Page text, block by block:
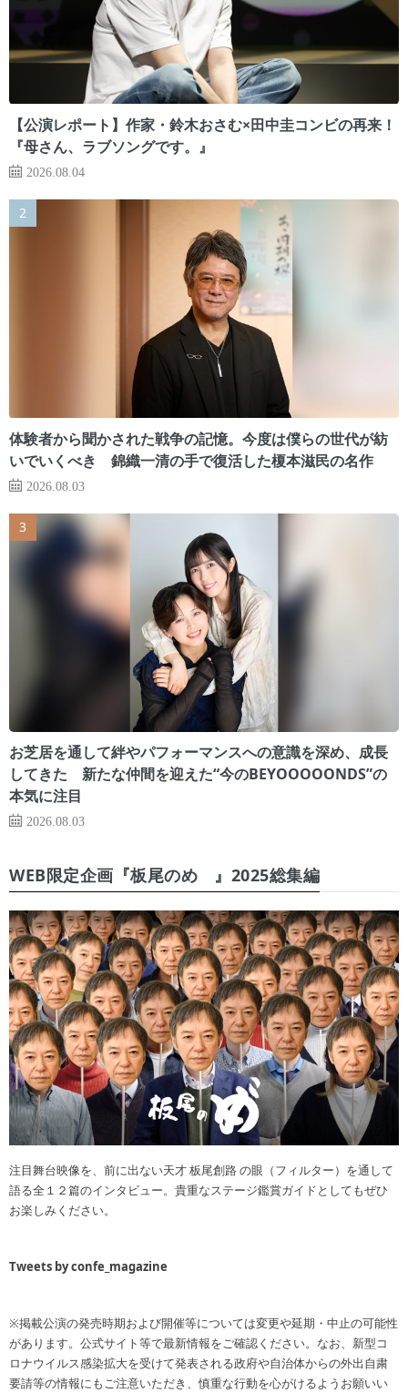
【公演レポート】作家・鈴木おさむ×田中圭コンビの再来！
『母さん、ラブソングです。』
2026.08.04
体験者から聞かされた戦争の記憶。今度は僕らの世代が紡
いでいくべき 錦織一清の手で復活した榎本滋民の名作
2026.08.03
お芝居を通して絆やパフォーマンスへの意識を深め、成長
してきた 新たな仲間を迎えた“今のBEYOOOOONDS”の
本気に注目
2026.08.03
WEB限定企画『板尾のめ゙』2025総集編
注目舞台映像を、前に出ない天才 板尾創路 の眼（フィルター）を通して
語る全１２篇のインタビュー。貴重なステージ鑑賞ガイドとしてもぜひ
お楽しみください。
Tweets by confe_magazine
※掲載公演の発売時期および開催等については変更や延期・中止の可能性
があります。公式サイト等で最新情報をご確認ください。なお、新型コ
ロナウイルス感染拡大を受けて発表される政府や自治体からの外出自粛
要請等の情報にもご注意いただき、慎重な行動を心がけるようお願いい